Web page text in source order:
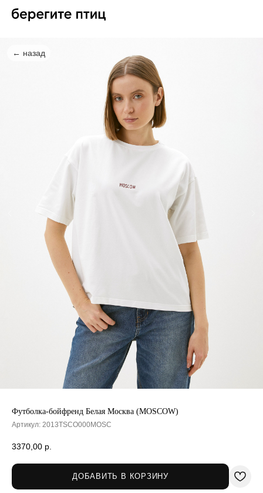
← назад
Футболка-бойфренд Белая Москва (MOSCOW)
Артикул: 2013TSCO000MOSC
3370,00 р.
ДОБАВИТЬ В КОРЗИНУ